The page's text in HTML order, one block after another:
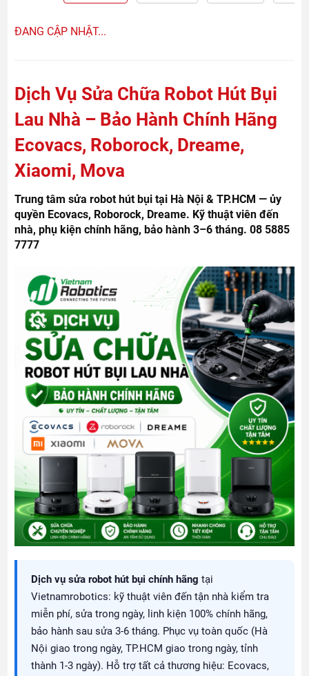
ĐANG CẬP NHẬT...
Dịch Vụ Sửa Chữa Robot Hút Bụi
Lau Nhà – Bảo Hành Chính Hãng
Ecovacs, Roborock, Dreame,
Xiaomi, Mova
Trung tâm sửa robot hút bụi tại Hà Nội & TP.HCM — ủy
quyền Ecovacs, Roborock, Dreame. Kỹ thuật viên đến
nhà, phụ kiện chính hãng, bảo hành 3–6 tháng. 08 5885
7777
Dịch vụ sửa robot hút bụi chính hãng tại
Vietnamrobotics: kỹ thuật viên đến tận nhà kiểm tra
miễn phí, sửa trong ngày, linh kiện 100% chính hãng,
bảo hành sau sửa 3-6 tháng. Phục vụ toàn quốc (Hà
Nội giao trong ngày, TP.HCM giao trong ngày, tỉnh
thành 1-3 ngày). Hỗ trợ tất cả thương hiệu: Ecovacs,